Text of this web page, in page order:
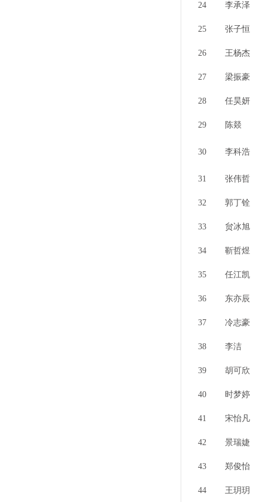
24 李承泽
25 张子恒
26 王杨杰
27 梁振豪
28 任昊妍
29 陈燚
30 李科浩
31 张伟哲
32 郭丁铨
33 贠冰旭
34 靳哲煜
35 任江凯
36 东亦辰
37 冷志豪
38 李洁
39 胡可欣
40 时梦婷
41 宋怡凡
42 景瑞婕
43 郑俊怡
44 王玥玥